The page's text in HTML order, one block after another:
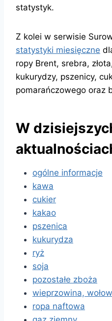
statystyk.
Z kolei w serwisie
statystyki miesięczne
ropy Brent, srebra,
kukurydzy, pszenicy,
pomarańczowego oraz
W
ogólne informacje
kawa
cukier
kakao
pszenica
kukurydza
ryż
soja
pozostałe zboża
wieprzowina,
ropa naftowa